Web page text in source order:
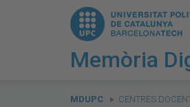
Memòria
are
MDUPC CENTRES